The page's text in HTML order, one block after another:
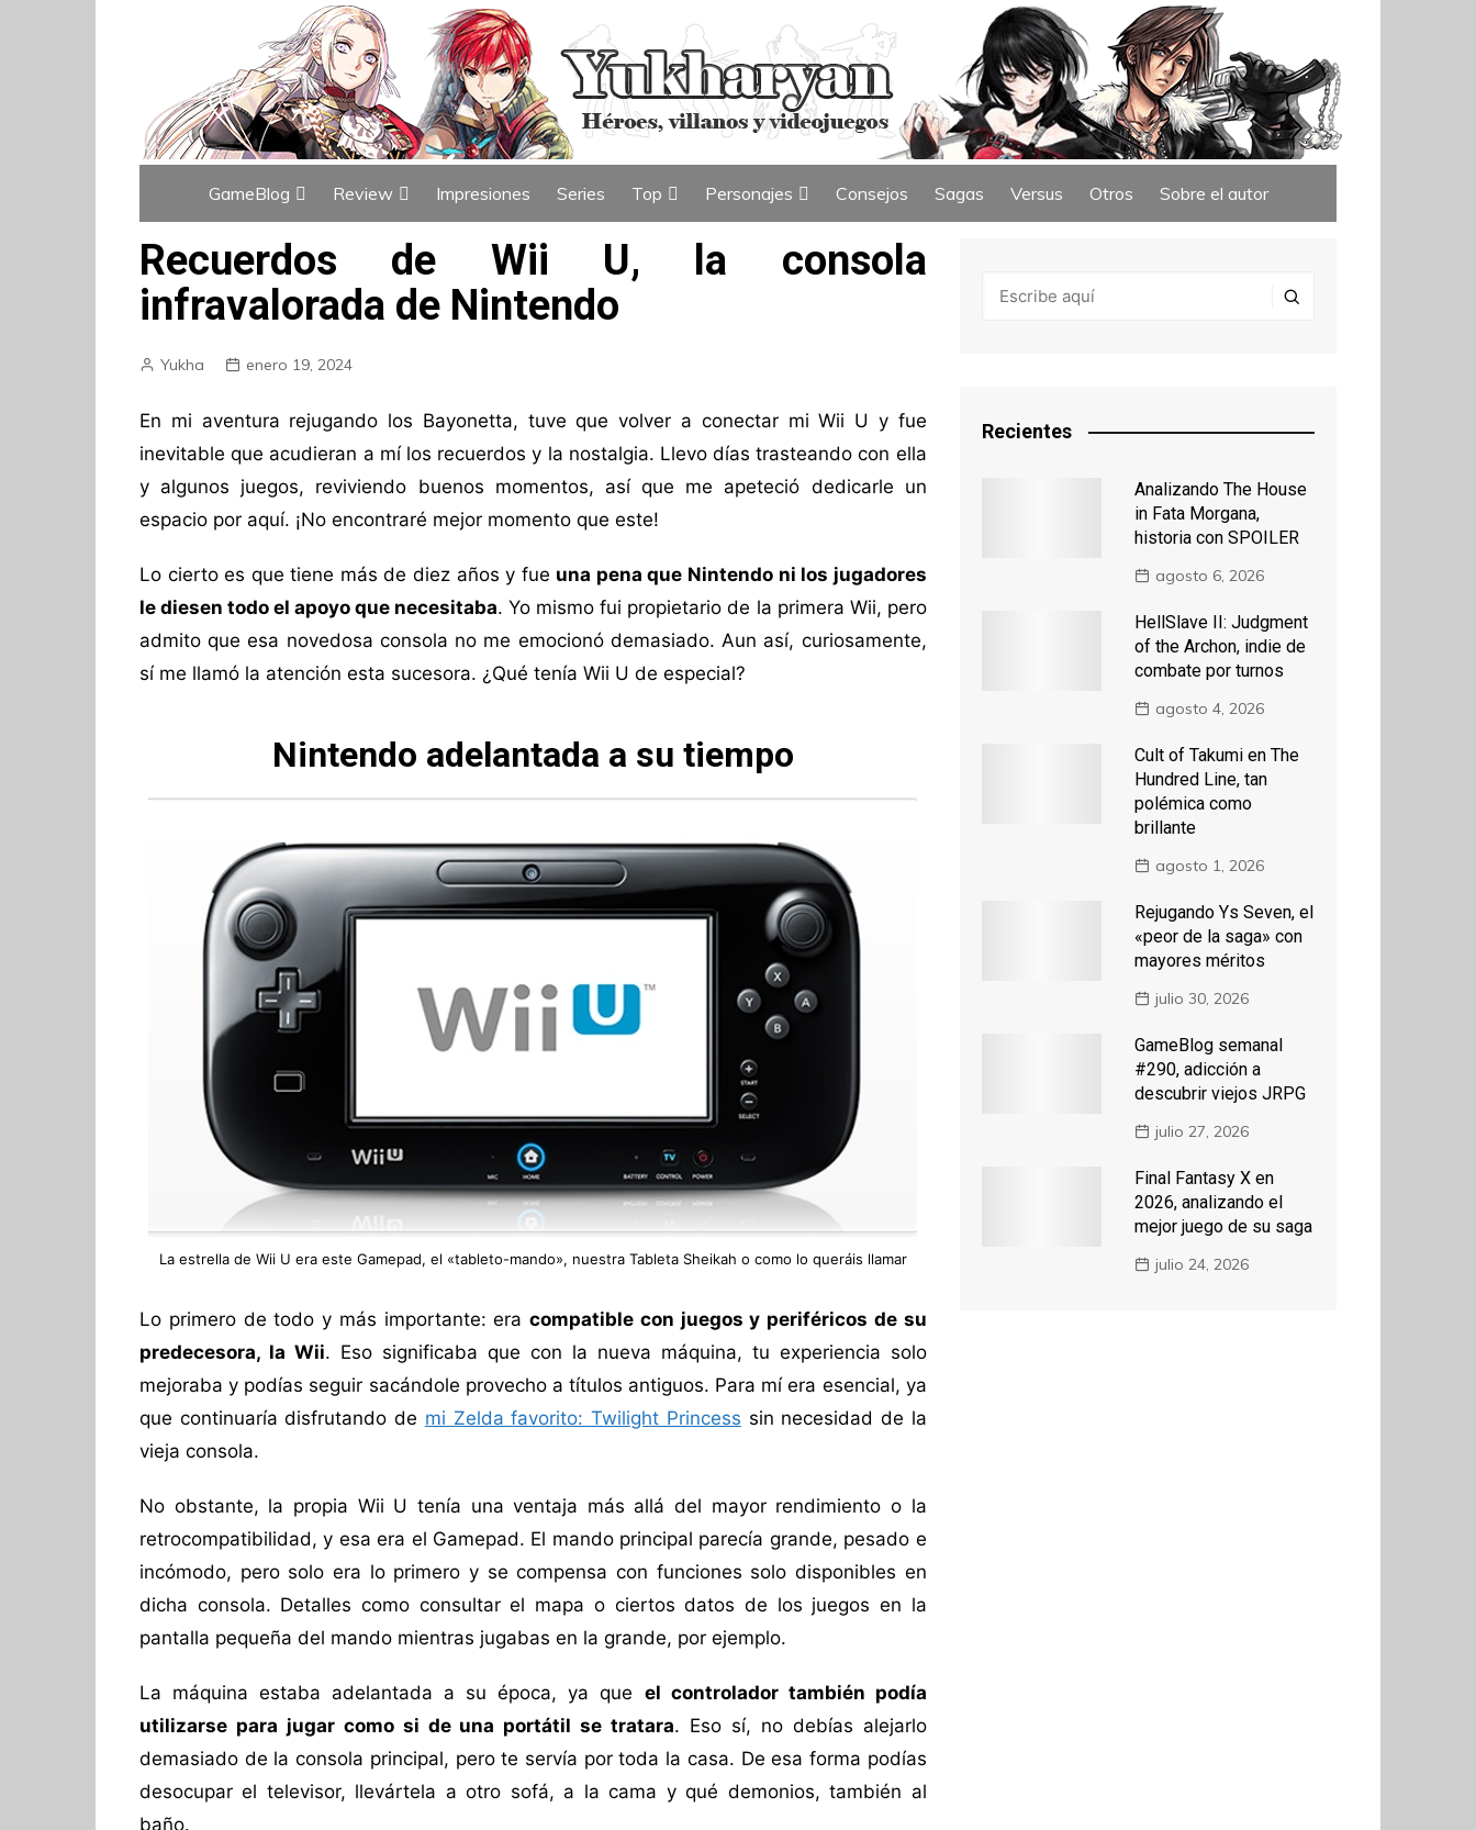
GameBlog
Índice de GameBlog
Review
Índice de Review
Impresiones Series Top
Índice de Top
Personajes Consejos Sagas Versus Otros Sobre el autor
Recuerdos de Wii U, la consola
infravalorada de Nintendo
Yukha enero 19, 2024
En mi aventura rejugando los Bayonetta, tuve que volver a conectar mi Wii U y fue
inevitable que acudieran a mí los recuerdos y la nostalgia. Llevo días trasteando con ella
y algunos juegos, reviviendo buenos momentos, así que me apeteció dedicarle un
espacio por aquí. ¡No encontraré mejor momento que este!
Lo cierto es que tiene más de diez años y fue una pena que Nintendo ni los jugadores
le diesen todo el apoyo que necesitaba. Yo mismo fui propietario de la primera Wii, pero
admito que esa novedosa consola no me emocionó demasiado. Aun así, curiosamente,
sí me llamó la atención esta sucesora. ¿Qué tenía Wii U de especial?
Nintendo adelantada a su tiempo
La estrella de Wii U era este Gamepad, el «tableto-mando», nuestra Tableta Sheikah o como lo queráis llamar
Lo primero de todo y más importante: eracompatible con juegos y periféricos de su
predecesora, la Wii. Eso significaba que con la nueva máquina, tu experiencia solo
mejoraba y podías seguir sacándole provecho a títulos antiguos. Para mí era esencial, ya
que continuaría disfrutando de mi Zelda favorito: Twilight Princess sin necesidad de la
vieja consola.
No obstante, la propia Wii U tenía una ventaja más allá del mayor rendimiento o la
retrocompatibilidad, y esa era el Gamepad. El mando principal parecía grande, pesado e
incómodo, pero solo era lo primero y se compensa con funciones solo disponibles en
dicha consola. Detalles como consultar el mapa o ciertos datos de los juegos en la
pantalla pequeña del mando mientras jugabas en la grande, por ejemplo.
La máquina estaba adelantada a su época, ya que el controlador también podía
utilizarse para jugar como si de una portátil se tratara. Eso sí, no debías alejarlo
demasiado de la consola principal, pero te servía por toda la casa. De esa forma podías
desocupar el televisor, llevártela a otro sofá, a la cama y qué demonios, también al
baño.
Recientes
Analizando The House
in Fata Morgana,
historia con SPOILER
agosto 6, 2026
HellSlave II: Judgment
of the Archon, indie de
combate por turnos
agosto 4, 2026
Cult of Takumi en The
Hundred Line, tan
polémica como
brillante
agosto 1, 2026
Rejugando Ys Seven, el
«peor de la saga» con
mayores méritos
julio 30, 2026
GameBlog semanal
#290, adicción a
descubrir viejos JRPG
julio 27, 2026
Final Fantasy X en
2026, analizando el
mejor juego de su saga
julio 24, 2026